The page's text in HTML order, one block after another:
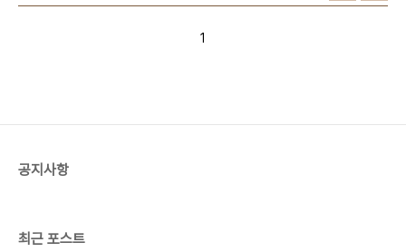
1
공지사항
최근 포스트